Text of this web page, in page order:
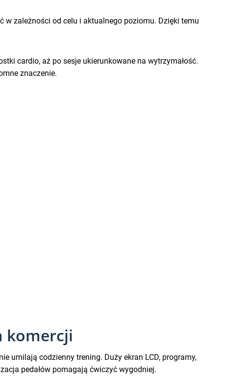
w zależności od celu i aktualnego poziomu. Dzięki temu
cardio, aż po sesje ukierunkowane na wytrzymałość.
znaczenie.
komercji
umilają codzienny trening. Duży ekran LCD, programy,
pedałów pomagają ćwiczyć wygodniej.